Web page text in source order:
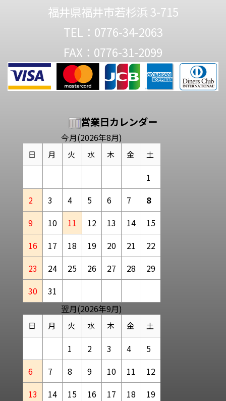
福井県福井市若杉浜 3-715
TEL：0776-34-2063
FAX：0776-31-2099
営業日カレンダー
今月(2026年8月)
日 月 火 水 木 金 土
1
2
3 4 5 6 7
8
9
10 11 12 13 14
15
16
17 18 19 20 21
22
23
24 25 26 27 28
29
30
31
翌月(2026年9月)
日 月 火 水 木 金 土
1 2 3 4
5
6
7 8 9 10 11
12
13
14 15 16 17 18
19